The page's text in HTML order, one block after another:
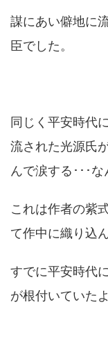
謀にあい僻地に
臣でした。
同じく平安時代
流された光源氏
んで涙する･･･な
これは作者の紫
て作中に織り込
すでに平安時代
が根付いていた